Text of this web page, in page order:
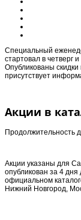
Специальный
стартовал в четверг
Опубликованы
присутствует
Акции в
Продолжительность
Акции указаны для
опубликован за 4
официальном
Нижний Новгород,